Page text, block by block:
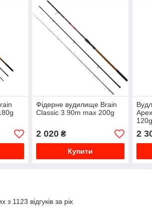
Фідерне вудилище Brain
Classic 3.90m max 200g
2 020₴
Купити
2
з 1123 відгуків за рік